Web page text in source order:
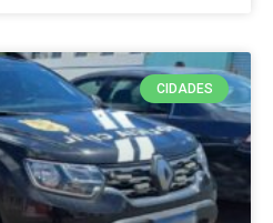
CIDADES